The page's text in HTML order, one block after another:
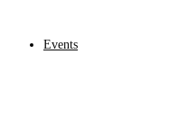
Events